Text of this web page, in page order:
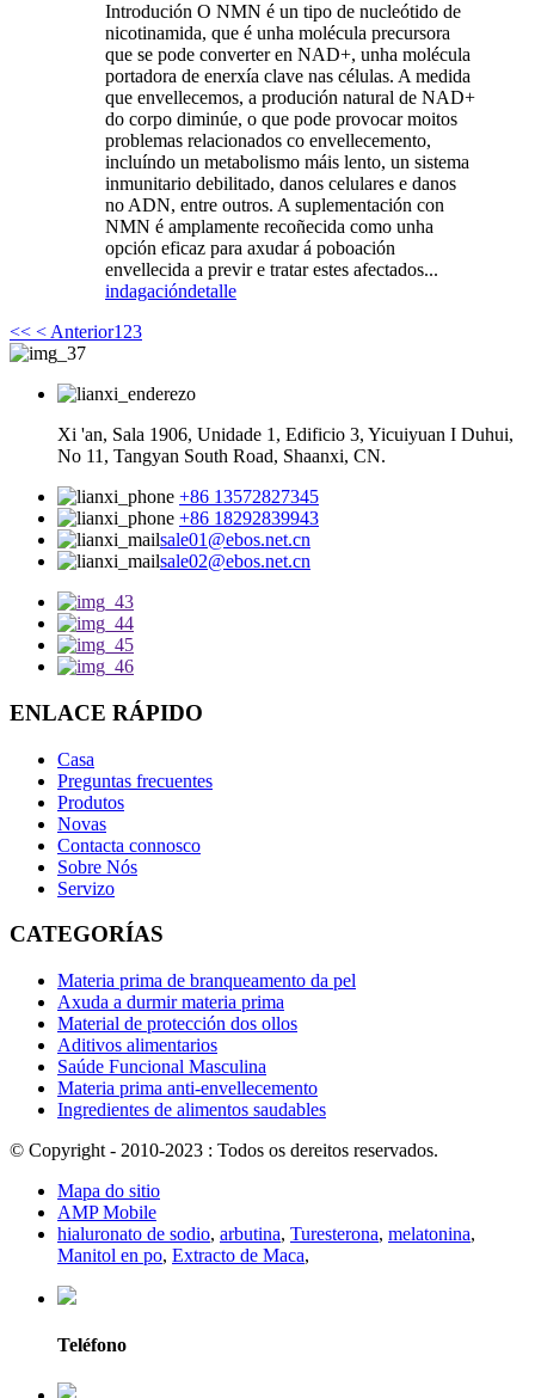
Introdución O NMN é un tipo de nucleótido de
nicotinamida, que é unha molécula precursora
que se pode converter en NAD+, unha molécula
portadora de enerxía clave nas células. A medida
que envellecemos, a produción natural de NAD+
do corpo diminúe, o que pode provocar moitos
problemas relacionados co envellecemento,
incluíndo un metabolismo máis lento, un sistema
inmunitario debilitado, danos celulares e danos
no ADN, entre outros. A suplementación con
NMN é amplamente recoñecida como unha
opción eficaz para axudar á poboación
envellecida a previr e tratar estes afectados...
indagacióndetalle
<< < Anterior1 23
Xi 'an, Sala 1906, Unidade 1, Edificio 3, Yicuiyuan I Duhui,
No 11, Tangyan South Road, Shaanxi, CN.
+86 13572827345
+86 18292839943
sale01@ebos.net.cn
sale02@ebos.net.cn
ENLACE RÁPIDO
Casa
Preguntas frecuentes
Produtos
Novas
Contacta connosco
Sobre Nós
Servizo
CATEGORÍAS
Materia prima de branqueamento da pel
Axuda a durmir materia prima
Material de protección dos ollos
Aditivos alimentarios
Saúde Funcional Masculina
Materia prima anti-envellecemento
Ingredientes de alimentos saudables
© Copyright - 2010-2023 : Todos os dereitos reservados.
Mapa do sitio
AMP Mobile
hialuronato de sodio, arbutina, Turesterona, melatonina,
Manitol en po, Extracto de Maca,
Teléfono